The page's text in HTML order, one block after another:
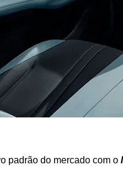
padrão do mercado com o